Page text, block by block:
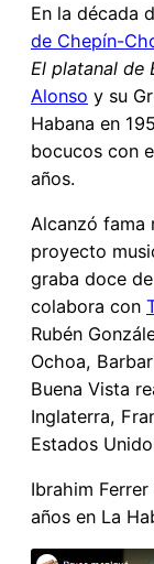
En la década
de Chepín-
El platanal de
Alonso y su
Habana en
bocucos con
años.
Alcanzó fama
proyecto
graba doce
colabora con
Rubén
Ochoa,
Buena Vista
Inglaterra,
Estados
Ibrahim
años en La